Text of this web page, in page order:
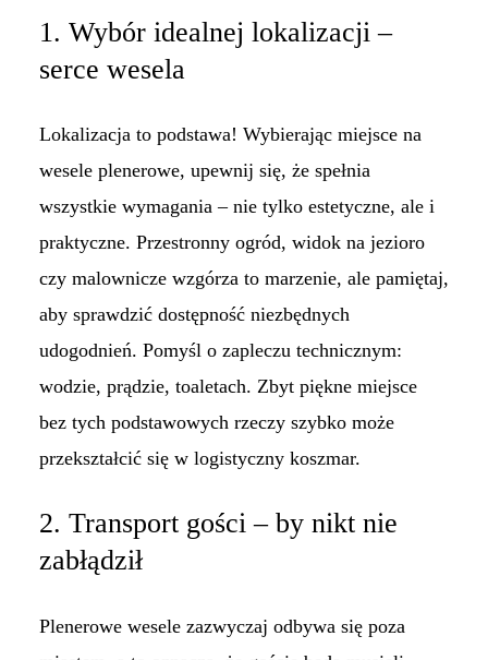
1. Wybór idealnej lokalizacji –
serce wesela
Lokalizacja to podstawa! Wybierając miejsce na
wesele plenerowe, upewnij się, że spełnia
wszystkie wymagania – nie tylko estetyczne, ale i
praktyczne. Przestronny ogród, widok na jezioro
czy malownicze wzgórza to marzenie, ale pamiętaj,
aby sprawdzić dostępność niezbędnych
udogodnień. Pomyśl o zapleczu technicznym:
wodzie, prądzie, toaletach. Zbyt piękne miejsce
bez tych podstawowych rzeczy szybko może
przekształcić się w logistyczny koszmar.
2. Transport gości – by nikt nie
zabłądził
Plenerowe wesele zazwyczaj odbywa się poza